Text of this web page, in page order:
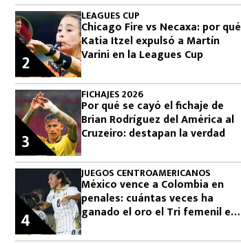
LEAGUES CUP
Chicago Fire vs Necaxa: por qué
Katia Itzel expulsó a Martín
Varini en la Leagues Cup
2
FICHAJES 2026
Por qué se cayó el fichaje de
Brian Rodríguez del América al
Cruzeiro: destapan la verdad
3
JUEGOS CENTROAMERICANOS
México vence a Colombia en
penales: cuántas veces ha
ganado el oro el Tri femenil en
4